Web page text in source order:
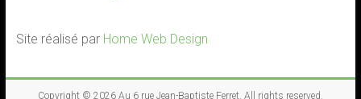
Site réalisé par Home Web Design
Copyright © 2026 Au 6 rue Jean-Baptiste Ferret. All rights reserved.